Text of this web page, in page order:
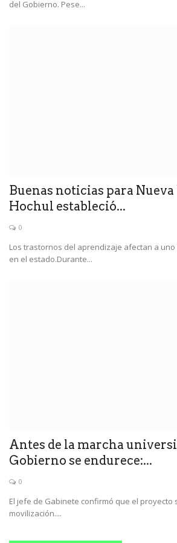
del Gobierno. Pese...
Buenas noticias para
Hochul estableció...
0
Los trastornos del aprendizaje afectan a
en el estado.Durante...
Antes de la marcha
Gobierno se endurece:...
0
El jefe de Gabinete confirmó que el proyecto
movilización....